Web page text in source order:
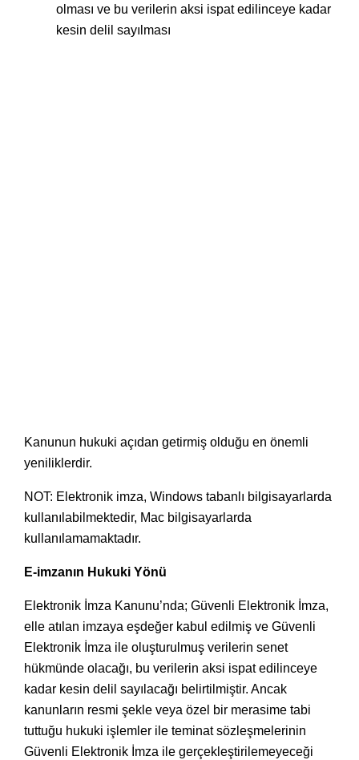
olması ve bu verilerin aksi ispat edilinceye kadar
kesin delil sayılması
Kanunun hukuki açıdan getirmiş olduğu en önemli
yeniliklerdir.
NOT: Elektronik imza, Windows tabanlı bilgisayarlarda
kullanılabilmektedir, Mac bilgisayarlarda
kullanılamamaktadır.
E-imzanın Hukuki Yönü
Elektronik İmza Kanunu’nda; Güvenli Elektronik İmza,
elle atılan imzaya eşdeğer kabul edilmiş ve Güvenli
Elektronik İmza ile oluşturulmuş verilerin senet
hükmünde olacağı, bu verilerin aksi ispat edilinceye
kadar kesin delil sayılacağı belirtilmiştir. Ancak
kanunların resmi şekle veya özel bir merasime tabi
tuttuğu hukuki işlemler ile teminat sözleşmelerinin
Güvenli Elektronik İmza ile gerçekleştirilemeyeceği